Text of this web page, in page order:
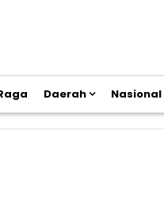
Daerah Nasional